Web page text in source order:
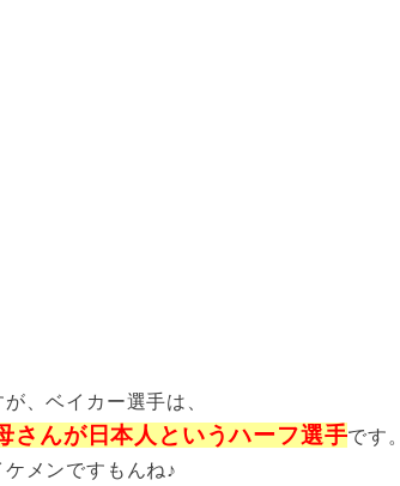
、ベイカー選手は、
さんが日本人というハーフ選手です。
メンですもんね♪